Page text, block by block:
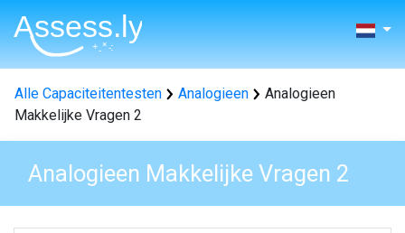
Alle Capaciteitentesten Analogieen
Analogieen
Makkelijke Vragen 2
Analogieen Makkelijke Vragen 2